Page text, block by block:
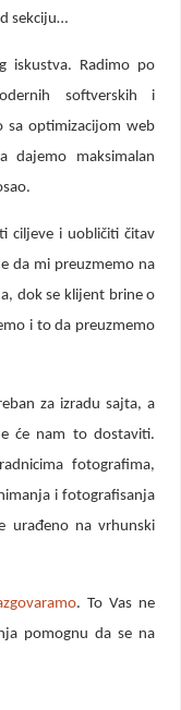
sekciju…
iskustva. Radimo po
softverskih i
sa optimizacijom web
dajemo maksimalan
ciljeve i uobličiti čitav
da mi preuzmemo na
dok se klijent brine o
i to da preuzmemo
za izradu sajta, a
će nam to dostaviti.
fotografima,
i fotografisanja
urađeno na vrhunski
. To Vas ne
pomognu da se na